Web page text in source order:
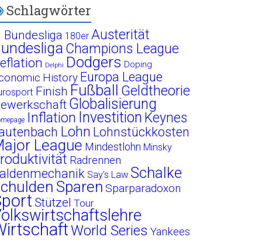
Schlagwörter
Bundesliga 180er Austerität
Champions League
Delphi Dodgers Doping
History Europa League
Finish Fußball Geldtheorie
Globalisierung
Inflation Investition Keynes
Lohn Lohnstückkosten
League Mindestlohn Minsky
Radrennen
Say's Law Schalke
Sparen Sparparadoxon
Stützel Tour
World Series Yankees